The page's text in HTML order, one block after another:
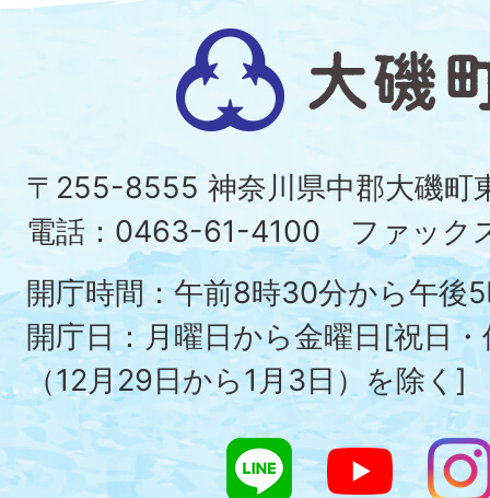
大
磯
町
〒255-8555 神奈川県中郡大磯
電話：0463-61-4100 ファック
開庁時間：午前8時30分から午後
開庁日：月曜日から金曜日[祝日
（12月29日から1月3日）を除く]